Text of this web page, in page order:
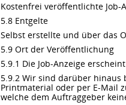
Kostenfrei veröffentlichte Job-
5.8 Entgelte
Selbst erstellte und über das
5.9 Ort der Veröffentlichung
5.9.1 Die Job-Anzeige
5.9.2 Wir sind darüber hinaus
Printmaterial oder per E-Mail
welche dem Auftraggeber